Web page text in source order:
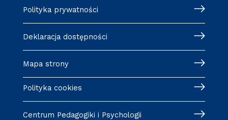
Polityka prywatności
Deklaracja dostępności
Mapa strony
Polityka cookies
Centrum Pedagogiki i Psychologii